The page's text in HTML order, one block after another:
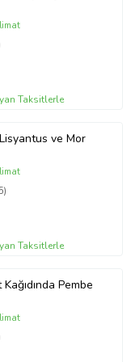
olabilir.
polimer
Taksitlerle
ve Mor
Taksitlerle
Pembe